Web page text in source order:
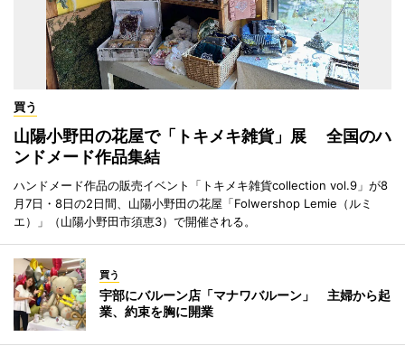
買う
山陽小野田の花屋で「トキメキ雑貨」展 全国のハ
ンドメード作品集結
ハンドメード作品の販売イベント「トキメキ雑貨collection vol.9」が8
月7日・8日の2日間、山陽小野田の花屋「Folwershop Lemie（ルミ
エ）」（山陽小野田市須恵3）で開催される。
買う
宇部にバルーン店「マナワバルーン」 主婦から起
業、約束を胸に開業